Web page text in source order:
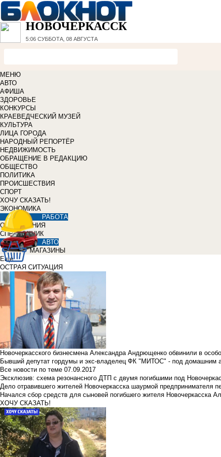
НОВОЧЕРКАССК
5:06 СУББОТА, 08 АВГУСТА
МЕНЮ
АВТО
АФИША
ЗДОРОВЬЕ
КОНКУРСЫ
КРАЕВЕДЧЕСКИЙ МУЗЕЙ
КУЛЬТУРА
ЛИЦА ГОРОДА
НАРОДНЫЙ РЕПОРТЁР
НЕДВИЖИМОСТЬ
ОБРАЩЕНИЕ В РЕДАКЦИЮ
ОБЩЕСТВО
ПОЛИТИКА
ПРОИСШЕСТВИЯ
СПОРТ
ХОЧУ СКАЗАТЬ!
ЭКОНОМИКА
РАБОТА
ОБЪЯВЛЕНИЯ
СПРАВОЧНИК
АВТО
МАГАЗИНЫ
Еще
ОСТРАЯ СИТУАЦИЯ
Новочеркасского бизнесмена Александра Андрющенко обвинили в
Бывший депутат гордумы и экс-владелец ФК "МИТОС" - под домашним
Все новости по теме 07.09.2017
Эксклюзив: схема резонансного ДТП с двумя погибшими под
Дело отравившего жителей Новочеркасска шаурмой предпринимателя
Начался сбор средств для сыновей погибшего жителя Новочеркасска
ХОЧУ СКАЗАТЬ!